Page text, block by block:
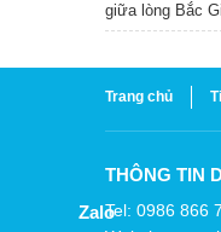
giữa lòng Bắc
Trang chủ
THÔNG TIN
Tel: 0986 866
Zalo